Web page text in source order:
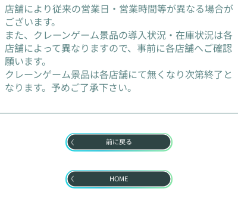
店舗により従来の営業日・営業時間等が異なる場合が
ございます。
また、クレーンゲーム景品の導入状況・在庫状況は各
店舗によって異なりますので、事前に各店舗へご確認
願います。
クレーンゲーム景品は各店舗にて無くなり次第終了と
なります。予めご了承下さい。
前に戻る
HOME